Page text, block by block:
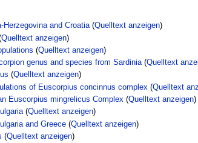
and Croatia(Quelltext anzeigen)
Quelltext anzeigen)
(Quelltext anzeigen)
genus and species from Sardinia(Quelltext
(Quelltext anzeigen)
of Euscorpius concinnus complex (Quelltext
Euscorpius mingrelicus Complex(Quelltext anzeigen)
(Quelltext anzeigen)
and Greece(Quelltext anzeigen)
(Quelltext anzeigen)